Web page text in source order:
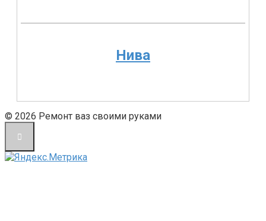
Нива
© 2026 Ремонт ваз своими руками